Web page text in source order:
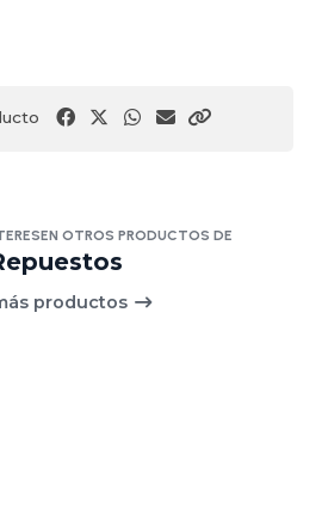
OTROS PRODUCTOS DE
productos